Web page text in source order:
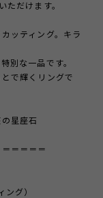
だけます。
ッティング。キラ
別な一品です。
で輝くリングで
星座石
＝＝＝＝
グ）